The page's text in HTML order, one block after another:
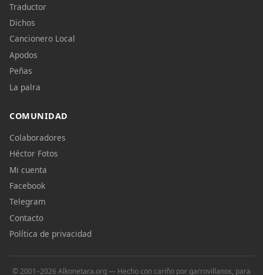
Traductor
Dichos
Cancionero Local
Apodos
Peñas
La palra
COMUNIDAD
Colaboradores
Héctor Fotos
Mi cuenta
Facebook
Telegram
Contacto
Política de privacidad
© 2001–2026 Alkonetara.org — Hecho con cariño por garrovillanos, para